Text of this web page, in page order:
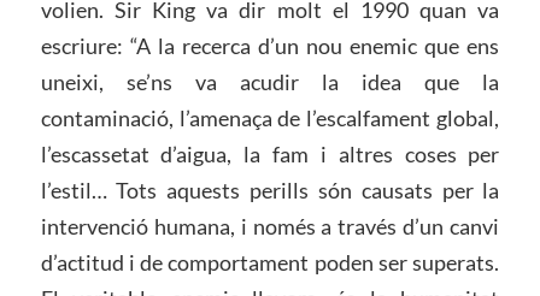
volien. Sir King va dir molt el 1990 quan va
escriure: “A la recerca d’un nou enemic que ens
uneixi, se’ns va acudir la idea que la
contaminació, l’amenaça de l’escalfament global,
l’escassetat d’aigua, la fam i altres coses per
l’estil… Tots aquests perills són causats per la
intervenció humana, i només a través d’un canvi
d’actitud i de comportament poden ser superats.